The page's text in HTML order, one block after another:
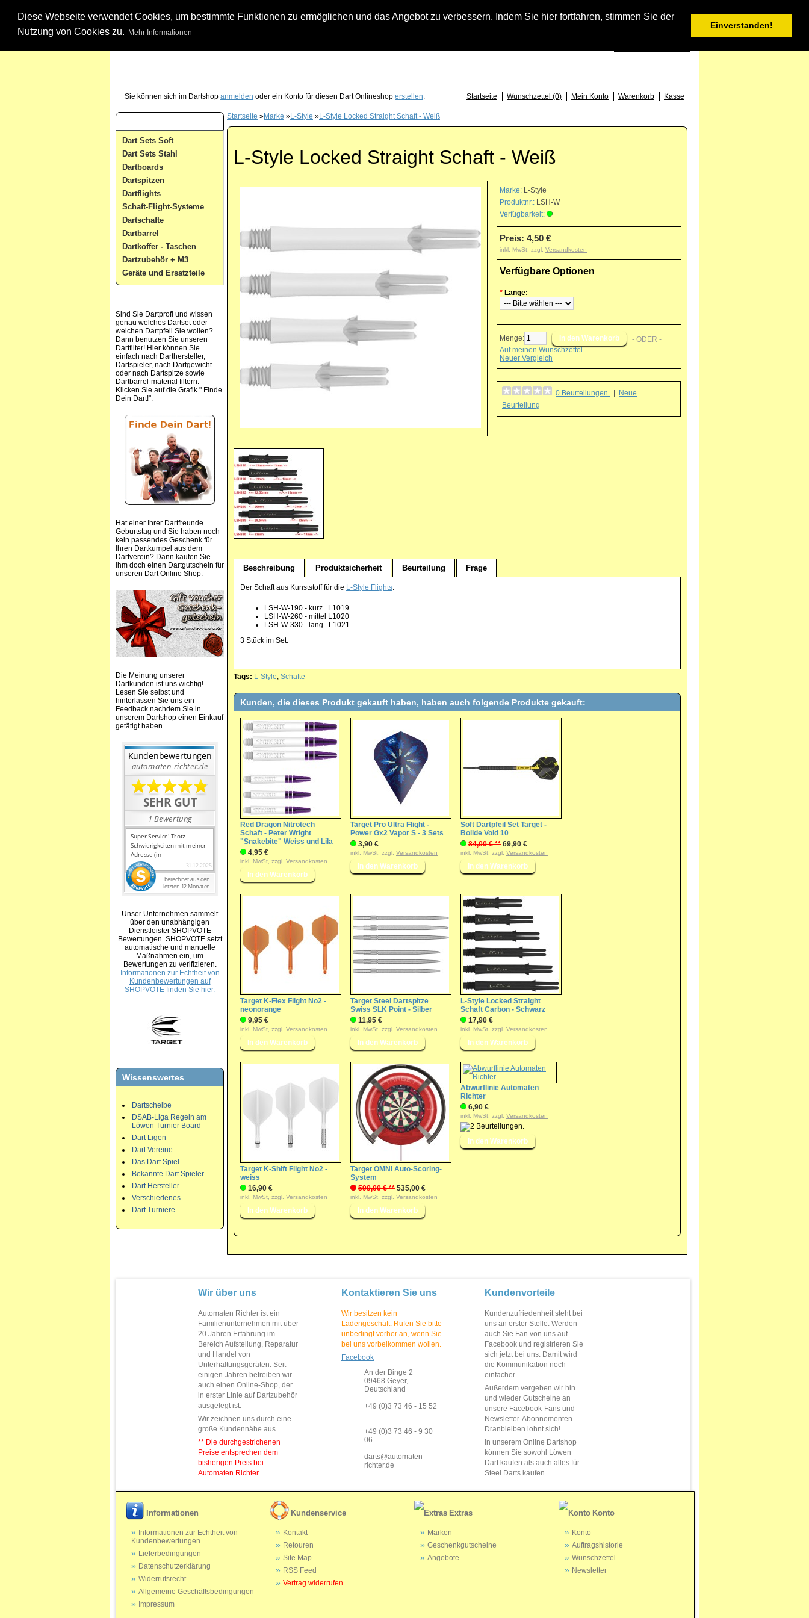
Diese Webseite verwendet Cookies, um bestimmte Funktionen zu ermöglichen und das Angebot zu verbessern. Indem Sie hier fortfahren, stimmen Sie der
Nutzung von Cookies zu.
Mehr Informationen
Einverstanden!
Warenkorb
Sie können sich im Dartshop anmelden oder ein Konto für diesen Dart Onlineshop erstellen. Startseite Wunschzettel (0) Mein Konto Warenkorb Kasse
Dart Sets Soft
Dart Sets Stahl
Dartboards
Dartspitzen
Dartflights
Schaft-Flight-Systeme
Dartschafte
Dartbarrel
Dartkoffer - Taschen
Dartzubehör + M3
Geräte und Ersatzteile
Sind Sie Dartprofi und wissen
genau welches Dartset oder
welchen Dartpfeil Sie wollen?
Dann benutzen Sie unseren
Dartfilter! Hier können Sie
einfach nach Darthersteller,
Dartspieler, nach Dartgewicht
oder nach Dartspitze sowie
Dartbarrel-material filtern.
Klicken Sie auf die Grafik " Finde
Dein Dart!".
Hat einer Ihrer Dartfreunde
Geburtstag und Sie haben noch
kein passendes Geschenk für
Ihren Dartkumpel aus dem
Dartverein? Dann kaufen Sie
ihm doch einen Dartgutschein für
unseren Dart Online Shop:
Die Meinung unserer
Dartkunden ist uns wichtig!
Lesen Sie selbst und
hinterlassen Sie uns ein
Feedback nachdem Sie in
unserem Dartshop einen Einkauf
getätigt haben.
Unser Unternehmen sammelt
über den unabhängigen
Dienstleister SHOPVOTE
Bewertungen. SHOPVOTE setzt
automatische und manuelle
Maßnahmen ein, um
Bewertungen zu verifizieren.
Informationen zur Echtheit von
Kundenbewertungen auf
SHOPVOTE finden Sie hier.
Wissenswertes
Dartscheibe
DSAB-Liga Regeln am
Löwen Turnier Board
Dart Ligen
Dart Vereine
Das Dart Spiel
Bekannte Dart Spieler
Dart Hersteller
Verschiedenes
Dart Turniere
Startseite »Marke »L-Style »L-Style Locked Straight Schaft - Weiß
L-Style Locked Straight Schaft - Weiß
Marke: L-Style
Produktnr.: LSH-W
Verfügbarkeit:
Preis: 4,50 €
inkl. MwSt, zzgl. Versandkosten
Verfügbare Optionen
* Länge:
Menge:
- ODER -
Auf meinen Wunschzettel
Neuer Vergleich
0 Beurteilungen.
Neue
Beurteilung
Beschreibung Produktsicherheit Beurteilung Frage
Der Schaft aus Kunststoff für die L-Style Flights.
LSH-W-190 - kurz L1019
LSH-W-260 - mittel L1020
LSH-W-330 - lang L1021
3 Stück im Set.
Tags: L-Style, Schafte
Kunden, die dieses Produkt gekauft haben, haben auch folgende Produkte gekauft:
Red Dragon Nitrotech
Schaft - Peter Wright
"Snakebite" Weiss und Lila
4,95 €
inkl. MwSt, zzgl. Versandkosten
Target Pro Ultra Flight -
Power Gx2 Vapor S - 3 Sets
3,90 €
inkl. MwSt, zzgl. Versandkosten
Soft Dartpfeil Set Target -
Bolide Void 10
84,00 € ** 69,90 €
inkl. MwSt, zzgl. Versandkosten
Target K-Flex Flight No2 -
neonorange
9,95 €
inkl. MwSt, zzgl. Versandkosten
Target Steel Dartspitze
Swiss SLK Point - Silber
11,95 €
inkl. MwSt, zzgl. Versandkosten
L-Style Locked Straight
Schaft Carbon - Schwarz
17,90 €
inkl. MwSt, zzgl. Versandkosten
Target K-Shift Flight No2 -
weiss
16,90 €
inkl. MwSt, zzgl. Versandkosten
Target OMNI Auto-Scoring-
System
599,00 € ** 535,00 €
inkl. MwSt, zzgl. Versandkosten
Abwurflinie Automaten
Richter
6,90 €
inkl. MwSt, zzgl. Versandkosten
Wir über uns
Automaten Richter ist ein
Familienunternehmen mit über
20 Jahren Erfahrung im
Bereich Aufstellung, Reparatur
und Handel von
Unterhaltungsgeräten. Seit
einigen Jahren betreiben wir
auch einen Online-Shop, der
in erster Linie auf Dartzubehör
ausgelegt ist.
Wir zeichnen uns durch eine
große Kundennähe aus.
** Die durchgestrichenen
Preise entsprechen dem
bisherigen Preis bei
Automaten Richter.
Kontaktieren Sie uns
Wir besitzen kein
Ladengeschäft. Rufen Sie bitte
unbedingt vorher an, wenn Sie
bei uns vorbeikommen wollen.
Facebook
An der Binge 2
09468 Geyer,
Deutschland
+49 (0)3 73 46 - 15 52
+49 (0)3 73 46 - 9 30
06
darts@automaten-
richter.de
Kundenvorteile
Kundenzufriedenheit steht bei
uns an erster Stelle. Werden
auch Sie Fan von uns auf
Facebook und registrieren Sie
sich jetzt bei uns. Damit wird
die Kommunikation noch
einfacher.
Außerdem vergeben wir hin
und wieder Gutscheine an
unsere Facebook-Fans und
Newsletter-Abonnementen.
Dranbleiben lohnt sich!
In unserem Online Dartshop
können Sie sowohl Löwen
Dart kaufen als auch alles für
Steel Darts kaufen.
Informationen
Informationen zur Echtheit von
Kundenbewertungen
Lieferbedingungen
Datenschutzerklärung
Widerrufsrecht
Allgemeine Geschäftsbedingungen
Impressum
Kundenservice
Kontakt
Retouren
Site Map
RSS Feed
Vertrag widerrufen
Extras
Marken
Geschenkgutscheine
Angebote
Konto
Konto
Auftragshistorie
Wunschzettel
Newsletter